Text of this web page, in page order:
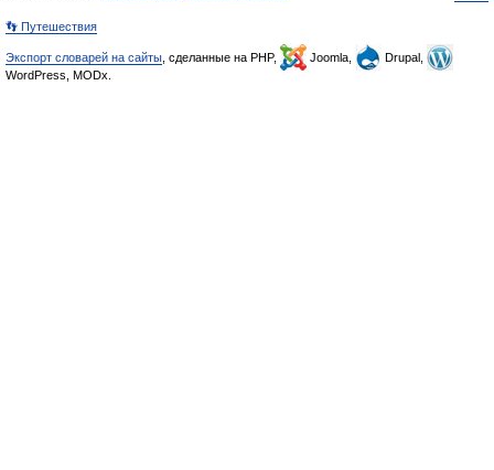
👣 Путешествия
Экспорт словарей на сайты , сделанные на PHP, Joomla,
Drupal,
WordPress, MODx.